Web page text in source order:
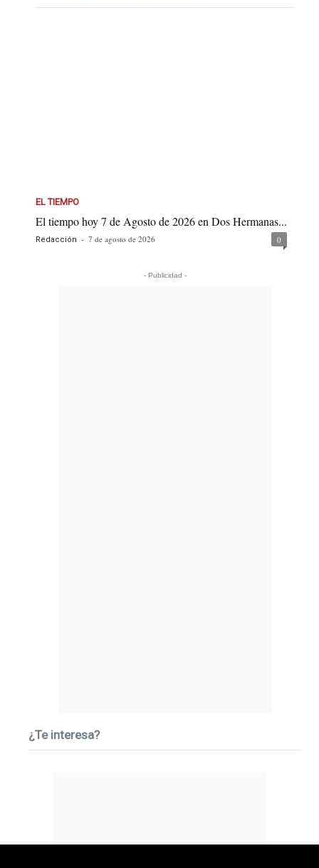
EL TIEMPO
El tiempo hoy 7 de Agosto de 2026 en Dos Hermanas...
Redacción - 7 de agosto de 2026 0
- Publicidad -
¿Te interesa?